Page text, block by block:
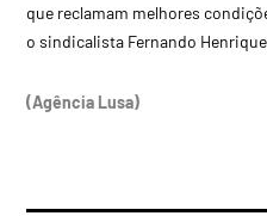
que reclamam melhores
o sindicalista Fernando
(Agência Lusa)